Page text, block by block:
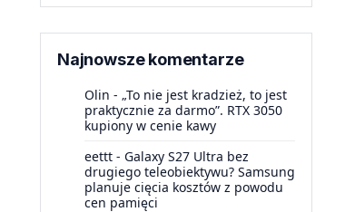
Najnowsze komentarze
Olin - „To nie jest kradzież, to jest
praktycznie za darmo”. RTX 3050
kupiony w cenie kawy
eettt - Galaxy S27 Ultra bez
drugiego teleobiektywu? Samsung
planuje cięcia kosztów z powodu
cen pamięci